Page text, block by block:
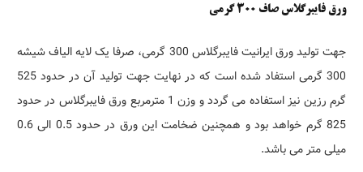
ورق فایبرگلاس صاف 300 گرمی
جهت تولید ورق ایرانیت فایبرگلاس 300 گرمی، صرفا یک لایه الیاف شیشه
300 گرمی استفاد شده است که در نهایت جهت تولید آن در حدود 525
گرم رزین نیز استفاده می گردد و وزن 1 مترمربع ورق فایبرگلاس در حدود
825 گرم خواهد بود و همچنین ضخامت این ورق در حدود 0.5 الی 0.6
میلی متر می باشد.